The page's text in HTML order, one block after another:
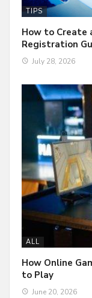
TIPS
How to Create
Registration
July 28, 2026
ALL
How Online
to Play
June 20, 2026